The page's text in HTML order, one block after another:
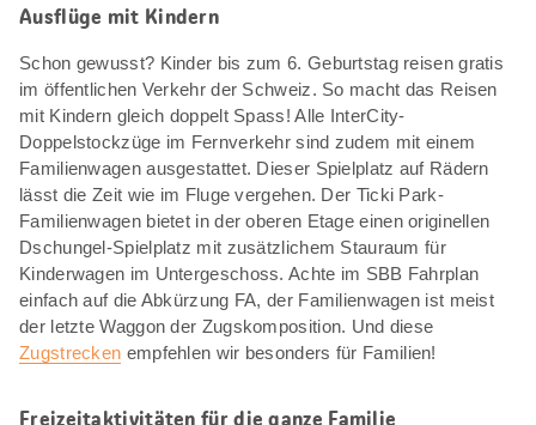
Ausflüge mit Kindern
Schon gewusst? Kinder bis zum 6. Geburtstag reisen gratis
im öffentlichen Verkehr der Schweiz. So macht das Reisen
mit Kindern gleich doppelt Spass! Alle InterCity-
Doppelstockzüge im Fernverkehr sind zudem mit einem
Familienwagen ausgestattet. Dieser Spielplatz auf Rädern
lässt die Zeit wie im Fluge vergehen. Der Ticki Park-
Familienwagen bietet in der oberen Etage einen originellen
Dschungel-Spielplatz mit zusätzlichem Stauraum für
Kinderwagen im Untergeschoss. Achte im SBB Fahrplan
einfach auf die Abkürzung FA, der Familienwagen ist meist
der letzte Waggon der Zugskomposition. Und diese
Zugstrecken empfehlen wir besonders für Familien!
Freizeitaktivitäten für die ganze Familie